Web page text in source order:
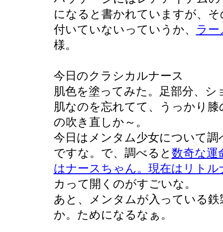
になると書かれていますが、
付いていないっていうか、 ラ
様。
今日のクラシカルナース
肌色を塗ってみた。足部分、
肌なのを忘れてて、うっかり
の吹き直しか～。
今日はメンタム少女について
ですな。で、調べると 数奇な運
はナースちゃん。現在はリトル
カって開くのがすごいな。
あと、メンタムが入っている鉄
か。ためになるなぁ。